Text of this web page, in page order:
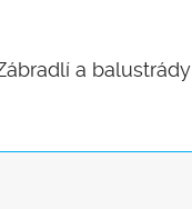
a balustrády